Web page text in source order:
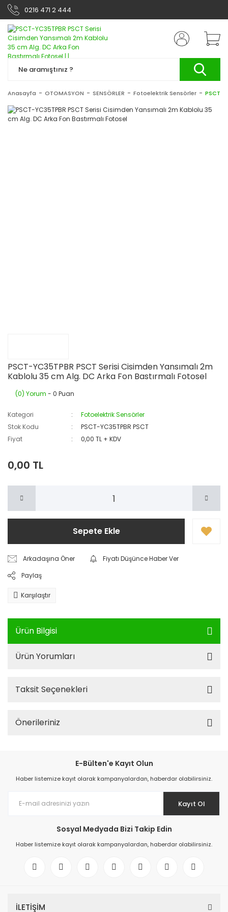
0216 471 2 444
Anasayfa OTOMASYON SENSÖRLER Fotoelektrik Sensörler PSCT-
PSCT-YC35TPBR PSCT Serisi Cisimden Yansımalı 2m
Kablolu 35 cm Alg. DC Arka Fon Bastırmalı Fotosel
(0) Yorum - 0 Puan
Kategori
Fotoelektrik Sensörler
Stok Kodu
PSCT-YC35TPBR PSCT
Fiyat
0,00 TL + KDV
0,00 TL
Sepete Ekle
Arkadaşına Öner
Fiyatı Düşünce Haber Ver
Paylaş
Karşılaştır
Ürün Bilgisi
Ürün Yorumları
Taksit Seçenekleri
Önerileriniz
E-Bülten'e Kayıt Olun
Haber listemize kayıt olarak kampanyalardan, haberdar olabilirsiniz.
Kayıt Ol
Sosyal Medyada Bizi Takip Edin
Haber listemize kayıt olarak kampanyalardan, haberdar olabilirsiniz.
İLETİŞİM